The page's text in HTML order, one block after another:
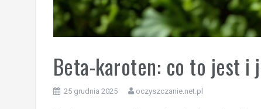
Beta-karoten: co to jest i
25 grudnia 2025 oczyszczanie.net.pl